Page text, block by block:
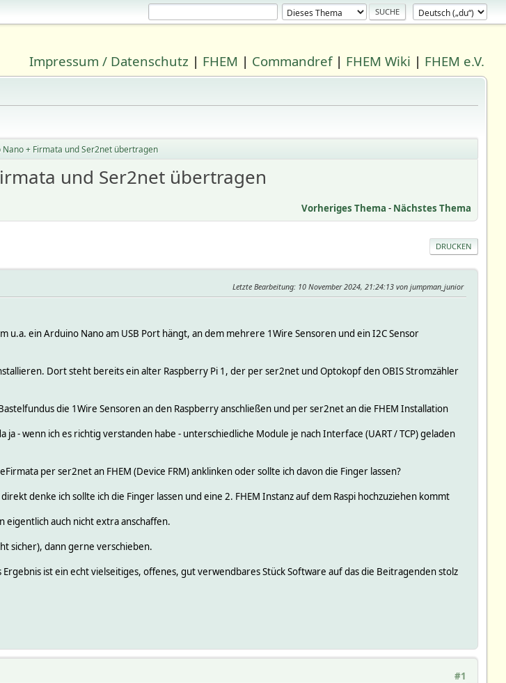
Impressum / Datenschutz | FHEM | Commandref| FHEM Wiki | FHEM e.V.
+ Firmata und Ser2net übertragen
und Ser2net übertragen
Vorheriges Thema - Nächstes Thema
DRUCKEN
Letzte Bearbeitung: 10 November 2024, 21:24:13 von jumpman_junior
u.a. ein Arduino Nano am USB Port hängt, an dem mehrere 1Wire Sensoren und ein I2C Sensor
Dort steht bereits ein alter Raspberry Pi 1, der per ser2net und Optokopf den OBIS Stromzähler
die 1Wire Sensoren an den Raspberry anschließen und per ser2net an die FHEM Installation
- wenn ich es richtig verstanden habe - unterschiedliche Module je nach Interface (UART / TCP) geladen
per ser2net an FHEM (Device FRM) anklinken oder sollte ich davon die Finger lassen?
denke ich sollte ich die Finger lassen und eine 2. FHEM Instanz auf dem Raspi hochzuziehen kommt
eigentlich auch nicht extra anschaffen.
sicher), dann gerne verschieben.
ist ein echt vielseitiges, offenes, gut verwendbares Stück Software auf das die Beitragenden stolz
#1